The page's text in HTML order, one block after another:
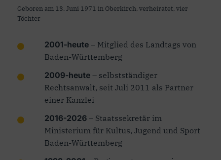
Geboren am 13. Juni 1971 in Oberkirch, verheiratet, vier
Töchter
2001-heute – Mitglied des Landtags von
Baden-Württemberg
2009-heute – selbstständiger
Rechtsanwalt, seit Juli 2011 als Partner
einer Kanzlei
2016-2026 – Staatssekretär im
Ministerium für Kultus, Jugend und Sport
Baden-Württemberg